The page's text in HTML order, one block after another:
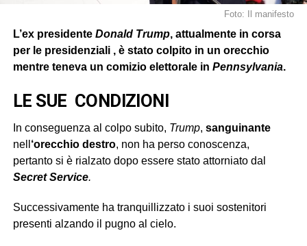
Foto: Il manifesto
L’ex presidente Donald Trump, attualmente in corsa
per le presidenziali , è stato colpito in un orecchio
mentre teneva un comizio elettorale in Pennsylvania.
LE SUE CONDIZIONI
In conseguenza al colpo subito, Trump, sanguinante
nell ‘orecchio destro, non ha perso conoscenza,
pertanto si è rialzato dopo essere stato attorniato dal
Secret Service.
Successivamente ha tranquillizzato i suoi sostenitori
presenti alzando il pugno al cielo.